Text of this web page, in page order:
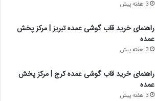
3 هفته پیش
راهنمای خرید قاب گوشی عمده تبریز | مرکز پخش
عمده
3 هفته پیش
راهنمای خرید قاب گوشی عمده کرج | مرکز پخش
عمده
3 هفته پیش